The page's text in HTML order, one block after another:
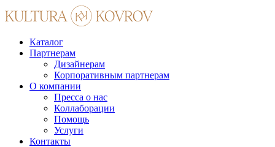
Каталог
Партнерам
Дизайнерам
Корпоративным партнерам
О компании
Пресса о нас
Коллаборации
Помощь
Услуги
Контакты